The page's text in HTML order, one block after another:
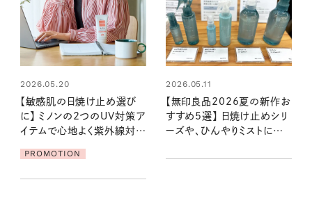
2026.05.20
【敏感肌の日焼け止め選び
に】 ミノンの2つのUV対策ア
イテムで心地よく紫外線対策
PROMOTION
2026.05.11
【無印良品2026夏の新作お
すすめ5選】 日焼け止めシリ
ーズや、ひんやりミストにフレ
た、この夏気になるもの！